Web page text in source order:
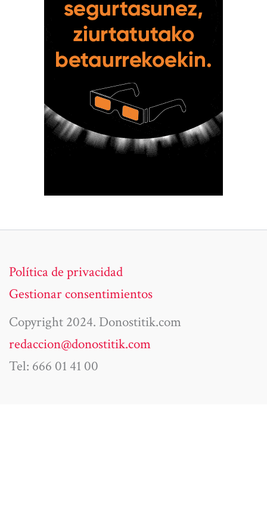
Política de privacidad
Gestionar consentimientos
Copyright 2024. Donostitik.com
redaccion@donostitik.com
Tel: 666 01 41 00